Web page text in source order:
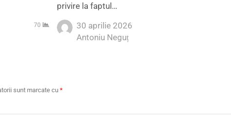
70
privire la faptul…
30 aprilie 2026
Author
Antoniu Neguț
sunt marcate cu *